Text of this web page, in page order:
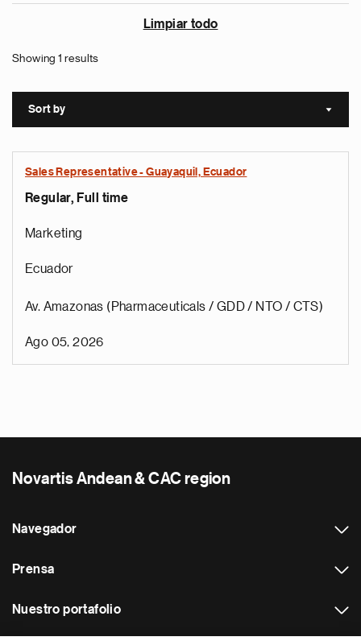
Limpiar todo
Showing 1 results
Sort by Sort
Sales Representative - Guayaquil, Ecuador
Regular, Full time
Marketing
Ecuador
Av. Amazonas (Pharmaceuticals / GDD / NTO / CTS)
Ago 05, 2026
Novartis Andean & CAC region
Navegador
Prensa
Nuestro portafolio